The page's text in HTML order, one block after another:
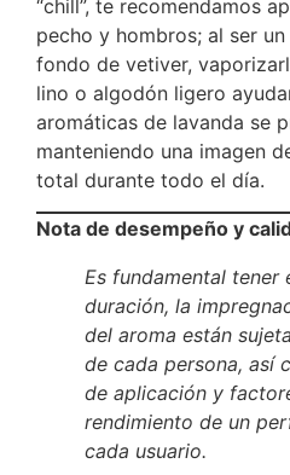
“chill”, te recomendamos
pecho y hombros; al ser
fondo de vetiver,
lino o algodón ligero
aromáticas de lavanda se
manteniendo una imagen
total durante todo el día.
Nota de desempeño y
Es fundamental tener
duración, la
del aroma están
de cada persona, así
de aplicación y
rendimiento de un
cada usuario.